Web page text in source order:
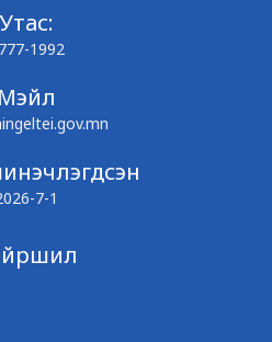
Утас:
1992
Мэйл
7-1